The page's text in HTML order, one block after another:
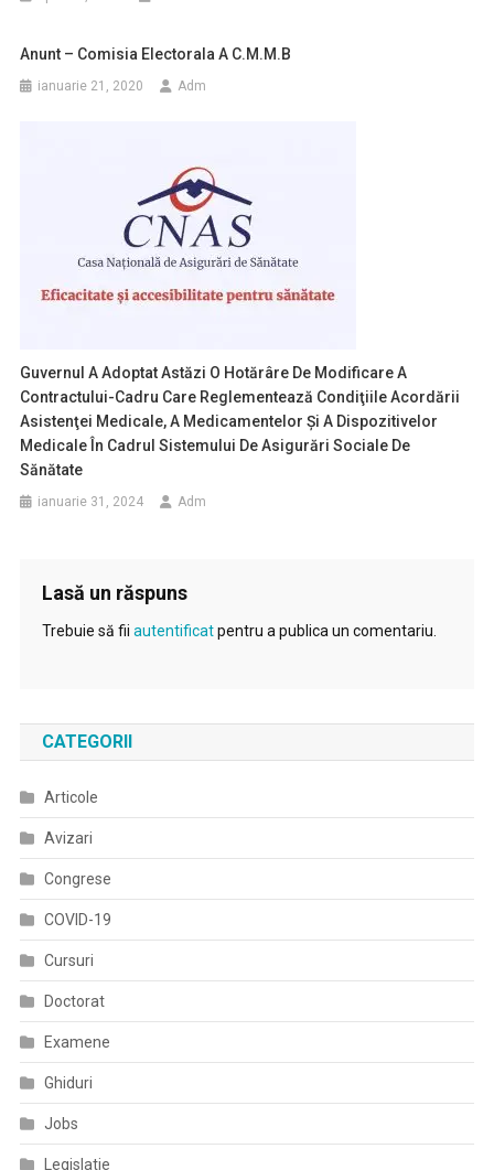
Anunt – Comisia Electorala A C.M.M.B
ianuarie 21, 2020 Adm
Guvernul A Adoptat Astăzi O Hotărâre De Modificare A
Contractului-Cadru Care Reglementează Condiţiile Acordării
Asistenţei Medicale, A Medicamentelor Şi A Dispozitivelor
Medicale În Cadrul Sistemului De Asigurări Sociale De
Sănătate
ianuarie 31, 2024 Adm
Lasă un răspuns
Trebuie să fii autentificatpentru a publica un comentariu.
CATEGORII
Articole
Avizari
Congrese
COVID-19
Cursuri
Doctorat
Examene
Ghiduri
Jobs
Legislatie